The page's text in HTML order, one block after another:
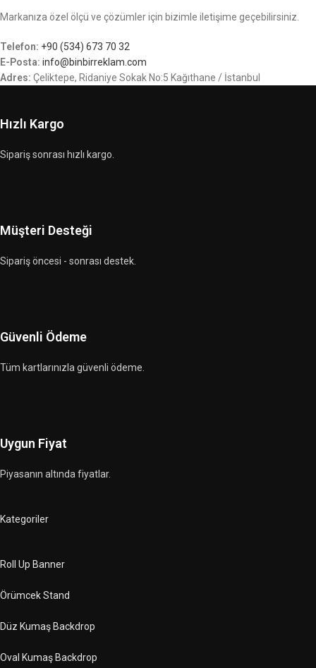
Markanıza özel ölçü ve çözümler için bizimle iletişime geçebilirsiniz.
Telefon: +90 (534) 673 70 32
E-Posta: info@binbirreklam.com
Adres: Çeliktepe, Ridaniye Sokak No:5 Kağıthane / İstanbul
Hızlı Kargo
Sipariş sonrası hızlı kargo.
Müşteri Desteği
Sipariş öncesi - sonrası destek.
Güvenli Ödeme
Tüm kartlarınızla güvenli ödeme.
Uygun Fiyat
Piyasanın altında fiyatlar.
Kategoriler
Roll Up Banner
Örümcek Stand
Düz Kumaş Backdrop
Oval Kumaş Backdrop